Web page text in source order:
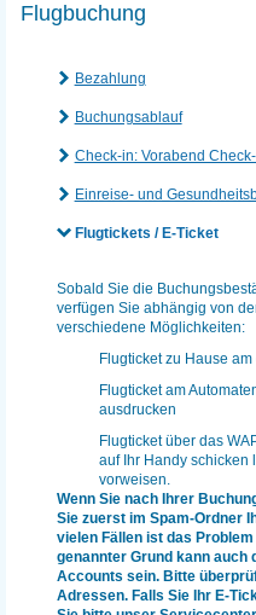
Flugbuchung
Bezahlung
Buchungsablauf
Check-in: Vorabend
Einreise- und
Flugtickets / E-Ticket
Sobald Sie die
verfügen Sie abhängig von
verschiedene Möglichkeiten:
Flugticket zu Hause
Flugticket am
ausdrucken
Flugticket über das
auf Ihr Handy schicken
vorweisen.
Wenn Sie nach Ihrer
Sie zuerst im Spam-Ordner
vielen Fällen ist das
genannter Grund kann auch
Accounts sein. Bitte
Adressen. Falls Sie Ihr E-